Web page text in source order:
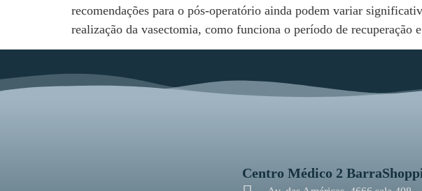
recomendações para o pós-operatório ainda podem variar
realização da vasectomia, como funciona o período de
Centro Médico 2